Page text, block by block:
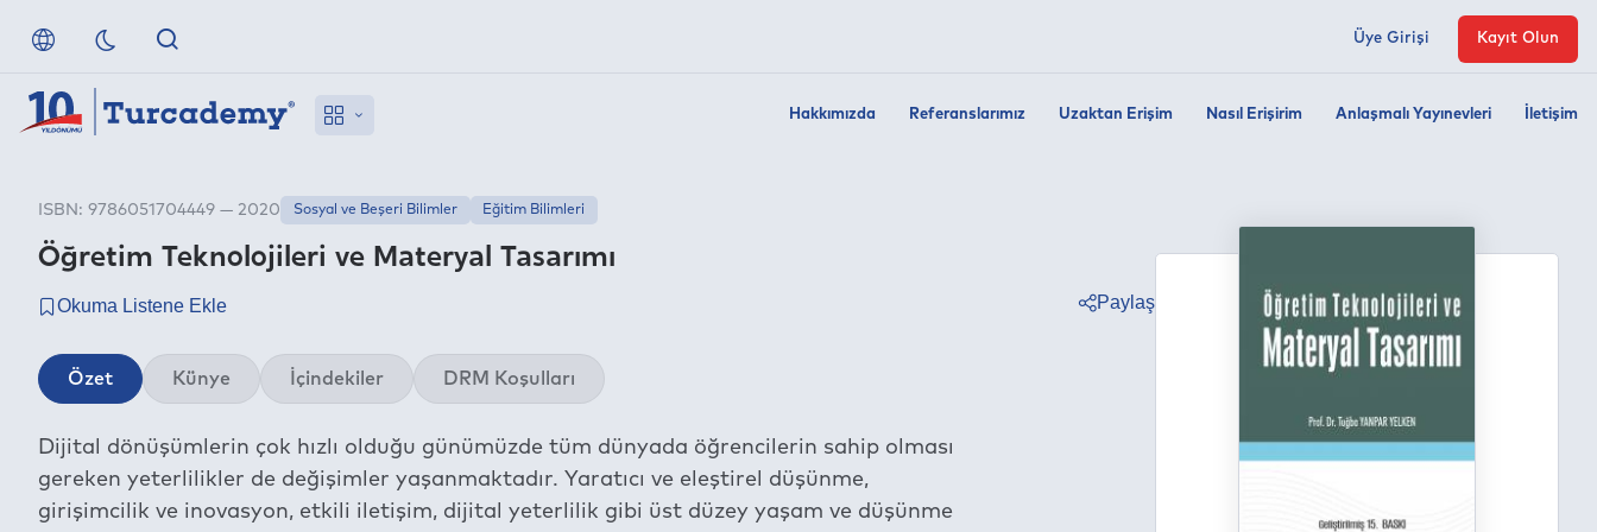
Hakkımızda Referanslarımız Uzaktan Erişim Nasıl Erişirim Anlaşmalı Yayınevleri İletişim
Üye Girişi Kayıt Olun
Öğretim Teknolojileri ve Materyal Tasarımı
ISBN: 9786051704449 — 2020 Sosyal ve Beşeri Bilimler Eğitim Bilimleri
Paylaş
Özet Künye İçindekiler DRM Koşulları
Dijital dönüşümlerin çok hızlı olduğu günümüzde tüm dünyada öğrencilerin sahip olması
gereken yeterlilikler de değişimler yaşanmaktadır. Yaratıcı ve eleştirel düşünme,
girişimcilik ve inovasyon, etkili iletişim, dijital yeterlilik gibi üst düzey yaşam ve düşünme